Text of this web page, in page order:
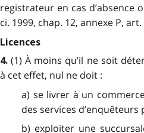
registrateur en cas d’absence
ci. 1999, chap. 12, annexe P, art.
Licences
4.(1) À moins qu’il ne soit
à cet effet, nul ne doit :
a) se livrer à un
des services
b) exploiter une